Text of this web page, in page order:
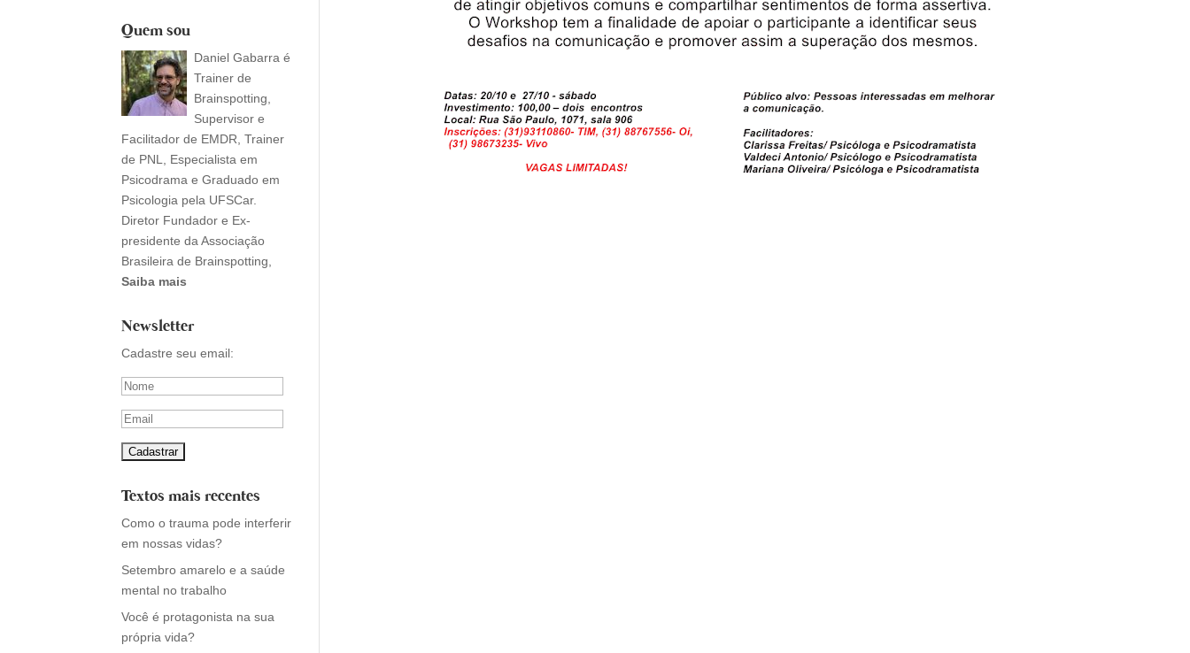
Quem sou
Daniel Gabarra é
Trainer de
Brainspotting,
Supervisor e
Facilitador de EMDR, Trainer
de PNL, Especialista em
Psicodrama e Graduado em
Psicologia pela UFSCar.
Diretor Fundador e Ex-
presidente da Associação
Brasileira de Brainspotting,
Saiba mais
Newsletter
Cadastre seu email:
Textos mais recentes
Como o trauma pode interferir
em nossas vidas?
Setembro amarelo e a saúde
mental no trabalho
Você é protagonista na sua
própria vida?